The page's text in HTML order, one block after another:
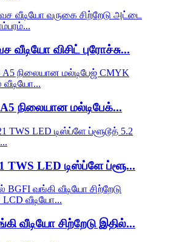
வீடியோ விசிட் புரோச்சு...
நிலையான மல்டிபேக்...
TWS LED டிஸ்ப்ளே ப்ளூ...
வீடியோ சிற்றேடு இதில்...